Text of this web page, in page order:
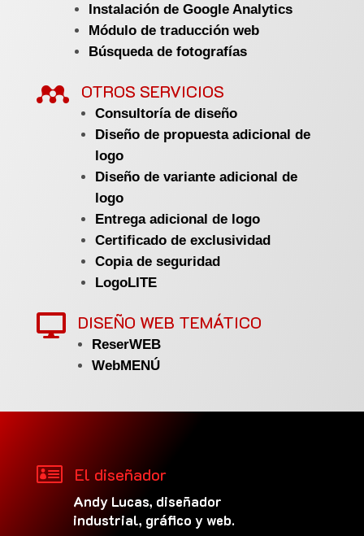
Instalación de Google Analytics
Módulo de traducción web
Búsqueda de fotografías
 OTROS SERVICIOS
Consultoría de diseño
Diseño de propuesta adicional de
logo
Diseño de variante adicional de
logo
Entrega adicional de logo
Certificado de exclusividad
Copia de seguridad
LogoLITE
 DISEÑO WEB TEMÁTICO
ReserWEB
WebMENÚ
 El diseñador
Andy Lucas, diseñador
industrial, gráfico y web.